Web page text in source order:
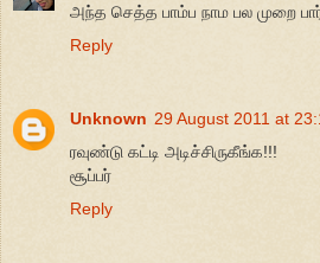
அந்த செத்த பாம்ப நாம பல முறை
Reply
Unknown 29 August 2011 at
ரவுண்டு கட்டி அடிச்சிருகீங்க!!!
சூப்பர்
Reply